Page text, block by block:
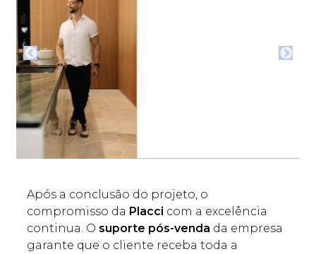
Após a conclusão do projeto, o
compromisso da Placci com a excelência
continua. O suporte pós-venda da empresa
garante que o cliente receba toda a